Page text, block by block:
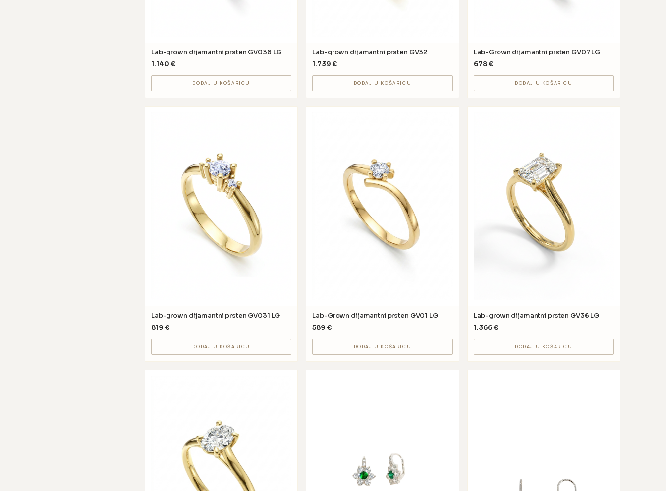
Lab-grown dijamantni prsten GV038 LG
1.140 €
DODAJ U KOŠARICU
Lab-grown dijamantni prsten GV32
1.739 €
DODAJ U KOŠARICU
Lab-Grown dijamantni prsten GV07 LG
678€
DODAJ U KOŠARICU
Lab-grown dijamantni prsten GV031 LG
819 €
DODAJ U KOŠARICU
Lab-Grown dijamantni prsten GV01 LG
589 €
DODAJ U KOŠARICU
Lab-grown dijamantni prsten GV36 LG
1.366€
DODAJ U KOŠARICU